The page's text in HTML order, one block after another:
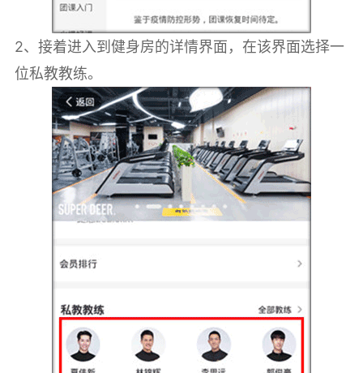
2、接着进入到健身房的详情界面，在该界面选择一
位私教教练。